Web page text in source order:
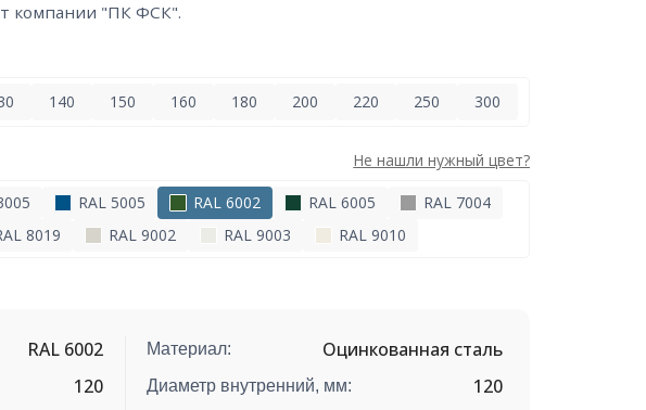
компании "ПК ФСК".
140 150 160 180 200 220 250 300
Не нашли нужный цвет?
RAL 5005 RAL 6002 RAL 6005
RAL 7004
8019 RAL 9002 RAL 9003 RAL 9010
RAL 6002
120
Материал: Оцинкованная сталь
Диаметр внутренний, мм: 120